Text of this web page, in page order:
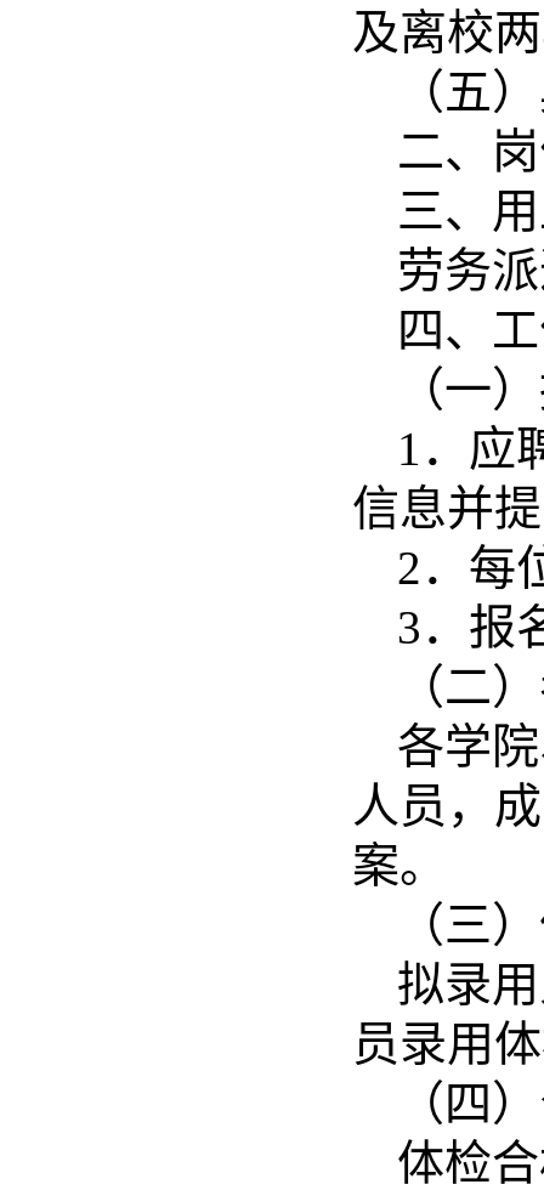
及离校
（五
二、
三、
劳务
四、
（一
1 ．应
信息并
2．每
3．报
（二
各学
人员，
案。
（三
拟录
员录用
（四
体检